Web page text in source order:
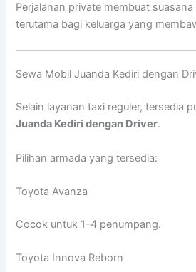
Perjalanan private membuat
terutama bagi keluarga yang
Sewa Mobil Juanda Kediri dengan
Selain layanan taxi reguler, tersedia
Juanda Kediri dengan Driver.
Pilihan armada yang tersedia:
Toyota Avanza
Cocok untuk 1–4 penumpang.
Toyota Innova Reborn